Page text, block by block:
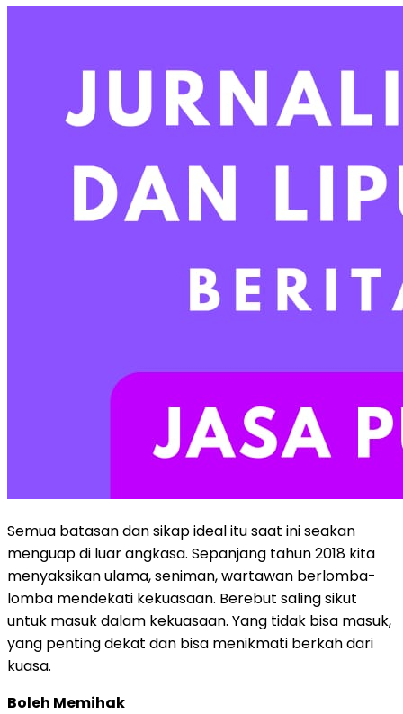
Semua batasan dan sikap ideal itu saat ini seakan
menguap di luar angkasa. Sepanjang tahun 2018 kita
menyaksikan ulama, seniman, wartawan berlomba-
lomba mendekati kekuasaan. Berebut saling sikut
untuk masuk dalam kekuasaan. Yang tidak bisa masuk,
yang penting dekat dan bisa menikmati berkah dari
kuasa.
Boleh Memihak